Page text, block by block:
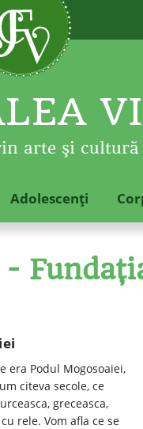
arte şi cultură
Adolescenţi
era Podul Mogosoaiei,
citeva secole, ce
greceasca,
rele. Vom afla ce se